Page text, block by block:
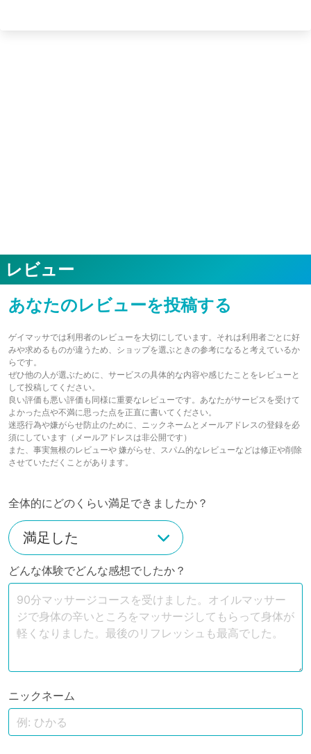
レビュー
あなたのレビューを投稿する
ゲイマッサでは利用者のレビューを大切にしています。それは利用者ごとに好
みや求めるものが違うため、ショップを選ぶときの参考になると考えているか
らです。
ぜひ他の人が選ぶために、サービスの具体的な内容や感じたことをレビューと
して投稿してください。
良い評価も悪い評価も同様に重要なレビューです。あなたがサービスを受けて
よかった点や不満に思った点を正直に書いてください。
迷惑行為や嫌がらせ防止のために、ニックネームとメールアドレスの登録を必
須にしています（メールアドレスは非公開です）
また、事実無根のレビューや 嫌がらせ、スパム的なレビューなどは修正や削除
させていただくことがあります。
全体的にどのくらい満足できましたか？
どんな体験でどんな感想でしたか？
ニックネーム